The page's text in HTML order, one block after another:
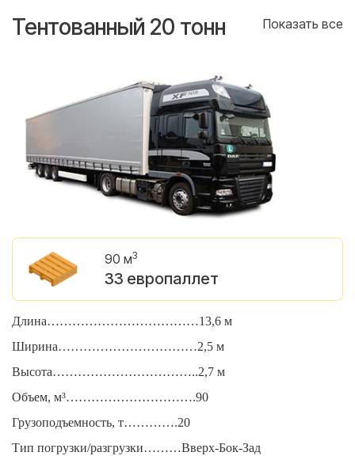
Тентованный 20 тонн Показать все
90 м3
33 европаллет
Длина………………………………13,6 м
Ширина……………………………2,5 м
Высота……………………………..2,7 м
Объем, м³………………………….90
Грузоподъемность, т………….20
Тип погрузки/разгрузки………Вверх-Бок-Зад